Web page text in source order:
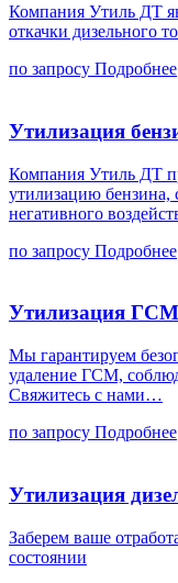
Компания Утиль ДТ
откачки дизельного
по запросу Подробнее
Утилизация
Компания Утиль ДТ
утилизацию
негативного
по запросу Подробнее
Утилизация ГСМ
Мы гарантируем
удаление ГСМ,
Свяжитесь с нами…
по запросу Подробнее
Утилизация
Заберем ваше
состоянии